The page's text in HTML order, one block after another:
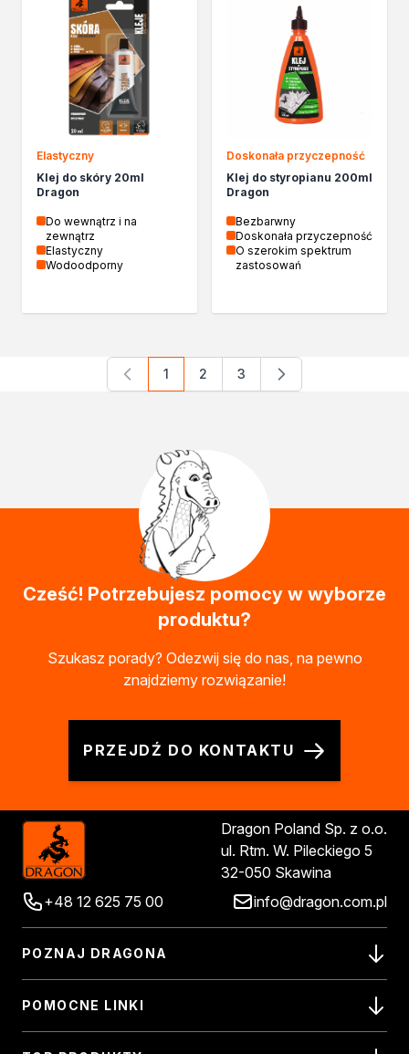
Elastyczny
Klej do skóry 20ml
Dragon
Do wewnątrz i na
zewnątrz
Elastyczny
Wodoodporny
Doskonała przyczepność
Klej do styropianu 200ml
Dragon
Bezbarwny
Doskonała przyczepność
O szerokim spektrum
zastosowań
Aktualnie czytasz stronę
1 Strona
2 Strona
3
Cześć! Potrzebujesz pomocy w wyborze
produktu?
Szukasz porady? Odezwij się do nas, na pewno
znajdziemy rozwiązanie!
PRZEJDŹ DO KONTAKTU
Dragon Poland Sp. z o.o.
ul. Rtm. W. Pileckiego 5
32-050 Skawina
+48 12 625 75 00
info@dragon.com.pl
POZNAJ DRAGONA
POMOCNE LINKI